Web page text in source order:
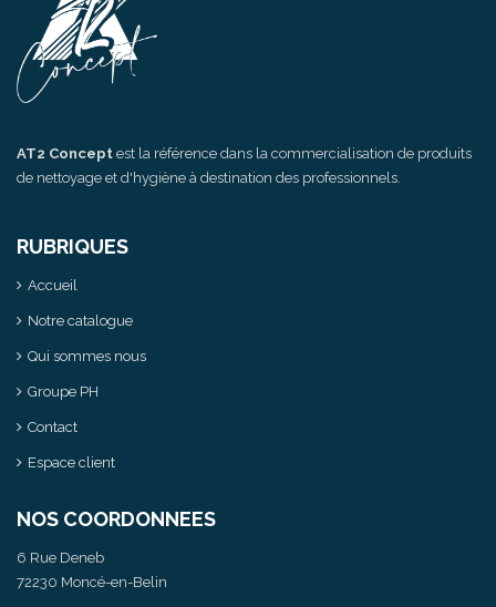
AT2 Concept est la référence dans la commercialisation de produits
de nettoyage et d'hygiène à destination des professionnels.
RUBRIQUES
Accueil
Notre catalogue
Qui sommes nous
Groupe PH
Contact
Espace client
NOS COORDONNEES
6 Rue Deneb
72230 Moncé-en-Belin